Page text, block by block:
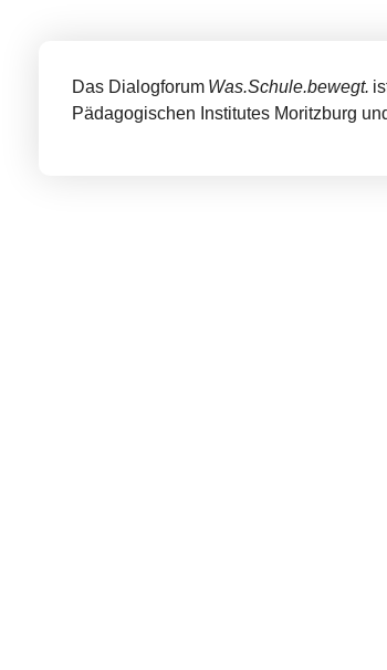
Das Dialogforum Was.Schule.bewegt.
Pädagogischen Institutes Moritzburg